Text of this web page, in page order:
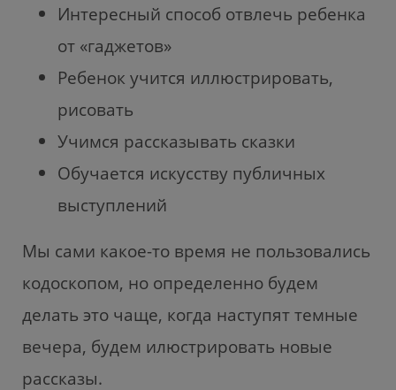
Интересный способ отвлечь ребенка
от «гаджетов»
Ребенок учится иллюстрировать,
рисовать
Учимся рассказывать сказки
Обучается искусству публичных
выступлений
Мы сами какое-то время не пользовались
кодоскопом, но определенно будем
делать это чаще, когда наступят темные
вечера, будем илюстрировать новые
рассказы.